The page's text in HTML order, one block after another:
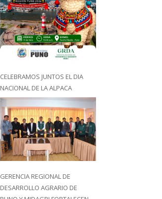
CELEBRAMOS JUNTOS EL DIA
NACIONAL DE LA ALPACA
GERENCIA REGIONAL DE
DESARROLLO AGRARIO DE